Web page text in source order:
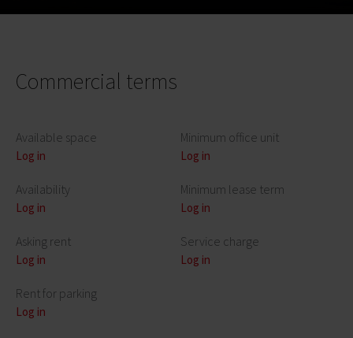
Commercial terms
Available space
Log in
Availability
Log in
Asking rent
Log in
Rent for parking
Log in
Minimum office unit
Log in
Minimum lease term
Log in
Service charge
Log in